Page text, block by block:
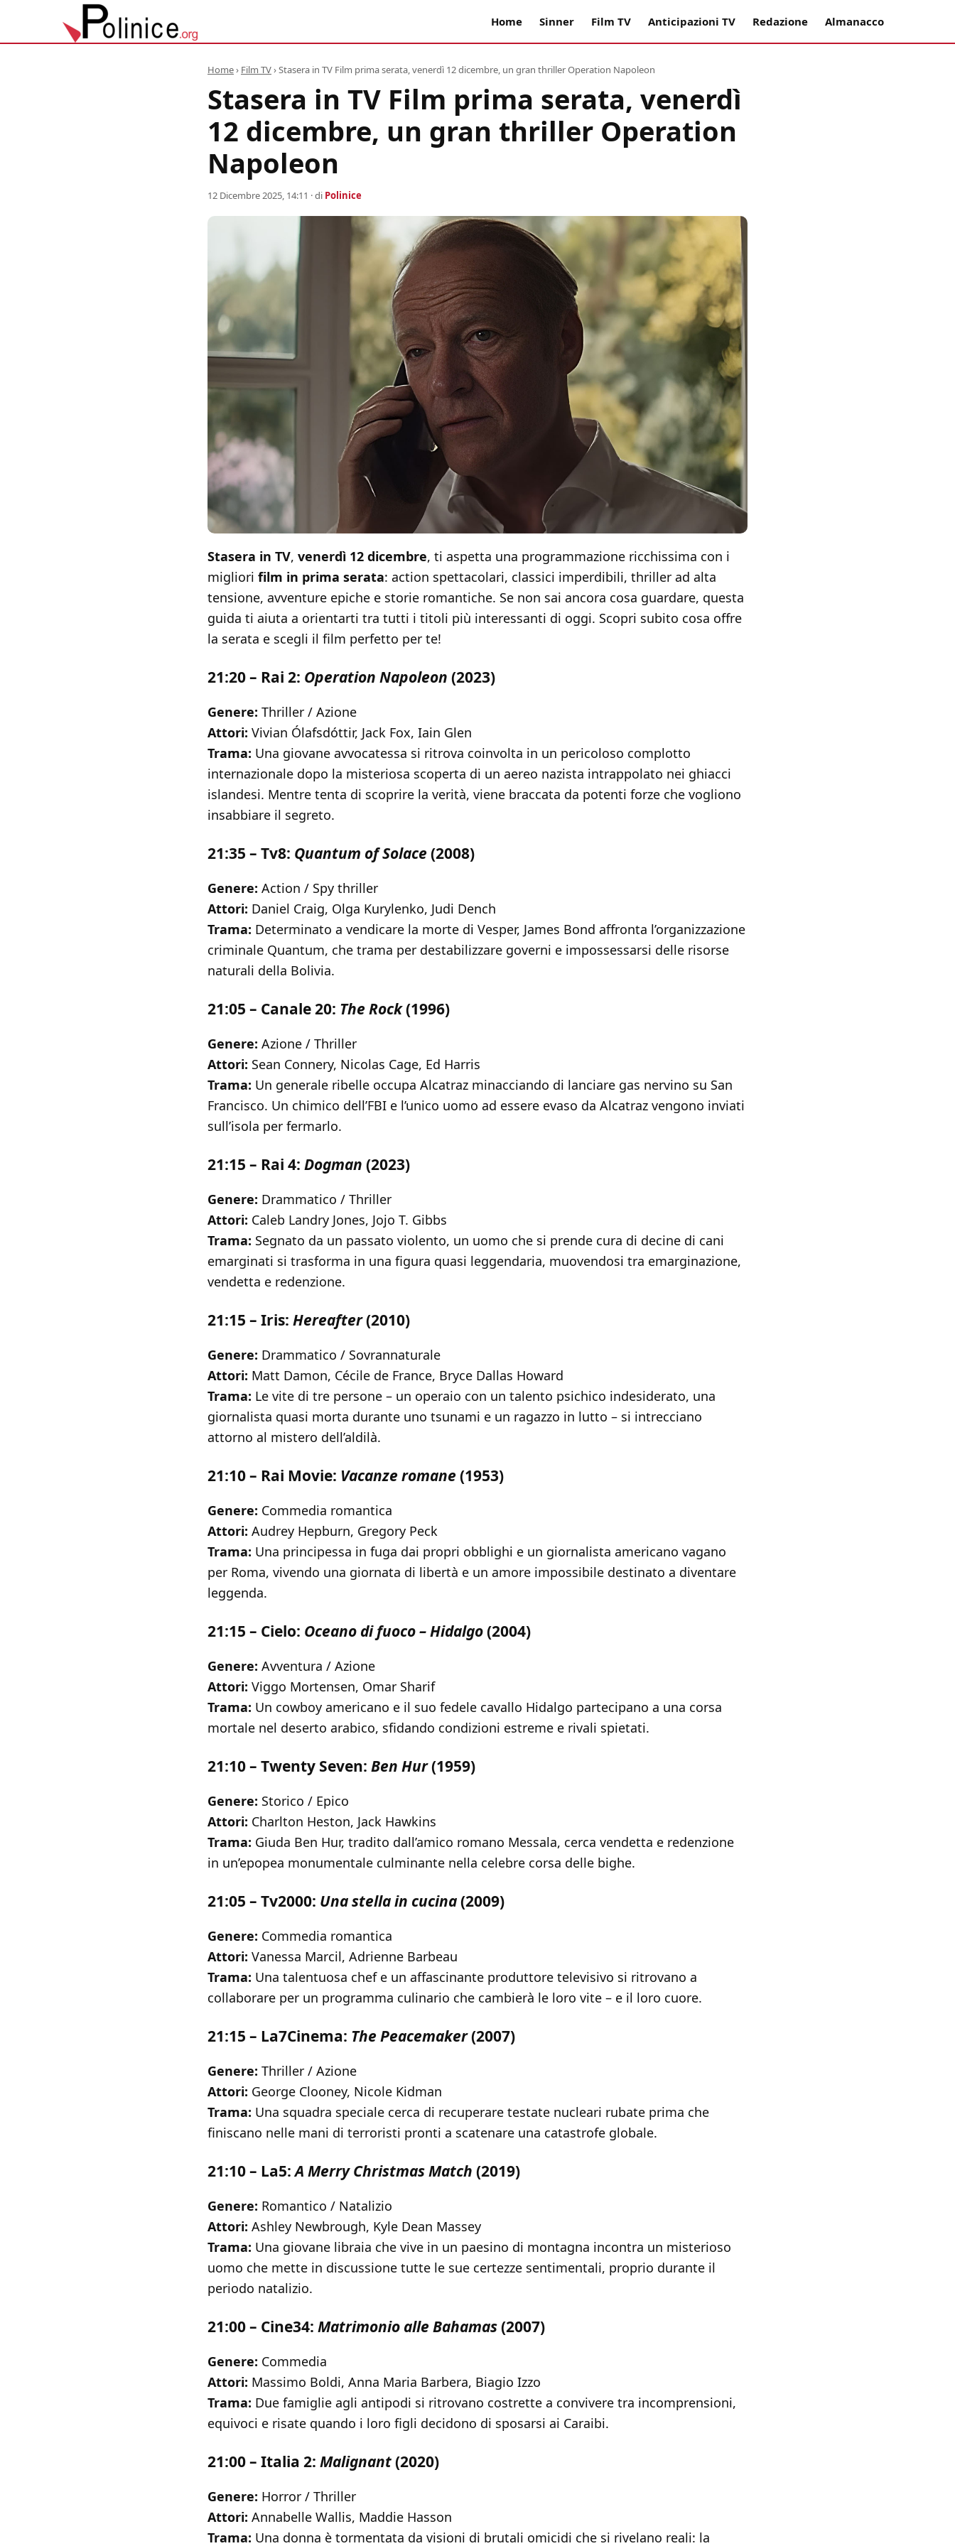
Home Sinner Film TV Anticipazioni TV Redazione Almanacco
Home› Film TV›Stasera in TV Film prima serata, venerdì 12 dicembre, un gran thriller Operation Napoleon
Stasera in TV Film prima serata, venerdì
12 dicembre, un gran thriller Operation
Napoleon
12 Dicembre 2025, 14:11 · di Polinice
Stasera in TV, venerdì 12 dicembre, ti aspetta una programmazione ricchissima con i
migliori film in prima serata: action spettacolari, classici imperdibili, thriller ad alta
tensione, avventure epiche e storie romantiche. Se non sai ancora cosa guardare, questa
guida ti aiuta a orientarti tra tutti i titoli più interessanti di oggi. Scopri subito cosa offre
la serata e scegli il film perfetto per te!
21:20 – Rai 2: Operation Napoleon (2023)
Genere: Thriller / Azione
Attori: Vivian Ólafsdóttir, Jack Fox, Iain Glen
Trama: Una giovane avvocatessa si ritrova coinvolta in un pericoloso complotto
internazionale dopo la misteriosa scoperta di un aereo nazista intrappolato nei ghiacci
islandesi. Mentre tenta di scoprire la verità, viene braccata da potenti forze che vogliono
insabbiare il segreto.
21:35 – Tv8: Quantum of Solace(2008)
Genere: Action / Spy thriller
Attori: Daniel Craig, Olga Kurylenko, Judi Dench
Trama: Determinato a vendicare la morte di Vesper, James Bond affronta l’organizzazione
criminale Quantum, che trama per destabilizzare governi e impossessarsi delle risorse
naturali della Bolivia.
21:05 – Canale 20: The Rock(1996)
Genere: Azione / Thriller
Attori: Sean Connery, Nicolas Cage, Ed Harris
Trama: Un generale ribelle occupa Alcatraz minacciando di lanciare gas nervino su San
Francisco. Un chimico dell’FBI e l’unico uomo ad essere evaso da Alcatraz vengono inviati
sull’isola per fermarlo.
21:15 – Rai 4: Dogman (2023)
Genere: Drammatico / Thriller
Attori: Caleb Landry Jones, Jojo T. Gibbs
Trama: Segnato da un passato violento, un uomo che si prende cura di decine di cani
emarginati si trasforma in una figura quasi leggendaria, muovendosi tra emarginazione,
vendetta e redenzione.
21:15 – Iris: Hereafter(2010)
Genere: Drammatico / Sovrannaturale
Attori: Matt Damon, Cécile de France, Bryce Dallas Howard
Trama: Le vite di tre persone – un operaio con un talento psichico indesiderato, una
giornalista quasi morta durante uno tsunami e un ragazzo in lutto – si intrecciano
attorno al mistero dell’aldilà.
21:10 – Rai Movie: Vacanze romane(1953)
Genere: Commedia romantica
Attori: Audrey Hepburn, Gregory Peck
Trama: Una principessa in fuga dai propri obblighi e un giornalista americano vagano
per Roma, vivendo una giornata di libertà e un amore impossibile destinato a diventare
leggenda.
21:15 – Cielo: Oceano di fuoco – Hidalgo(2004)
Genere: Avventura / Azione
Attori: Viggo Mortensen, Omar Sharif
Trama: Un cowboy americano e il suo fedele cavallo Hidalgo partecipano a una corsa
mortale nel deserto arabico, sfidando condizioni estreme e rivali spietati.
21:10 – Twenty Seven: Ben Hur(1959)
Genere: Storico / Epico
Attori: Charlton Heston, Jack Hawkins
Trama: Giuda Ben Hur, tradito dall’amico romano Messala, cerca vendetta e redenzione
in un’epopea monumentale culminante nella celebre corsa delle bighe.
21:05 – Tv2000: Una stella in cucina(2009)
Genere: Commedia romantica
Attori: Vanessa Marcil, Adrienne Barbeau
Trama: Una talentuosa chef e un affascinante produttore televisivo si ritrovano a
collaborare per un programma culinario che cambierà le loro vite – e il loro cuore.
21:15 – La7Cinema: The Peacemaker(2007)
Genere: Thriller / Azione
Attori: George Clooney, Nicole Kidman
Trama: Una squadra speciale cerca di recuperare testate nucleari rubate prima che
finiscano nelle mani di terroristi pronti a scatenare una catastrofe globale.
21:10 – La5:A Merry Christmas Match (2019)
Genere: Romantico / Natalizio
Attori: Ashley Newbrough, Kyle Dean Massey
Trama: Una giovane libraia che vive in un paesino di montagna incontra un misterioso
uomo che mette in discussione tutte le sue certezze sentimentali, proprio durante il
periodo natalizio.
21:00 – Cine34: Matrimonio alle Bahamas(2007)
Genere: Commedia
Attori: Massimo Boldi, Anna Maria Barbera, Biagio Izzo
Trama: Due famiglie agli antipodi si ritrovano costrette a convivere tra incomprensioni,
equivoci e risate quando i loro figli decidono di sposarsi ai Caraibi.
21:00 – Italia 2: Malignant(2020)
Genere: Horror / Thriller
Attori: Annabelle Wallis, Maddie Hasson
Trama: Una donna è tormentata da visioni di brutali omicidi che si rivelano reali: la